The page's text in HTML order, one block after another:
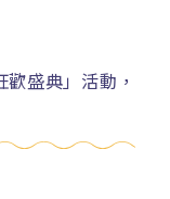
盛典」活動，